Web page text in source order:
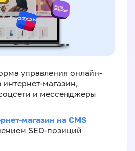
управления онлайн-
интернет-магазин,
и мессенджеры
магазин на CMS
SEO-позиций